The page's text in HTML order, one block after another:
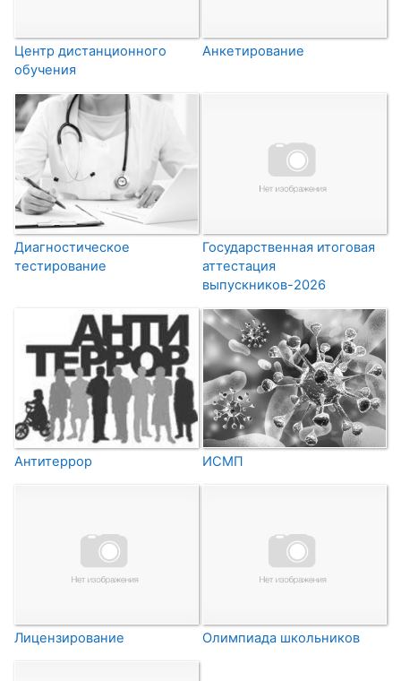
Центр дистанционного
обучения
Анкетирование
Диагностическое
тестирование
Государственная итоговая
аттестация
выпускников-2026
Антитеррор ИСМП
Лицензирование Олимпиада школьников